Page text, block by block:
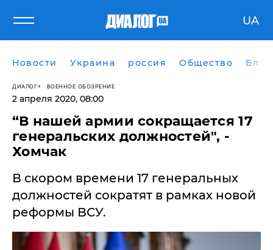
UA
Новости Украина россия Общество
ДИАЛОГ ВОЕННОЕ ОБОЗРЕНИЕ
2 апреля 2020, 08:00
“В нашей армии сокращается 17
генеральских должностей", -
Хомчак
В скором времени 17 генеральных
должностей сократят в рамках новой
реформы ВСУ.